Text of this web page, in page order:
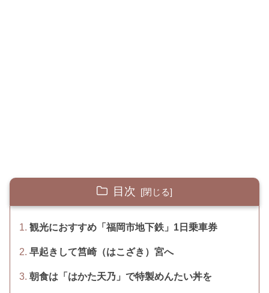
目次
観光におすすめ「福岡市地下鉄」1日乗車券
早起きして筥崎（はこざき）宮へ
朝食は「はかた天乃」で特製めんたい丼を